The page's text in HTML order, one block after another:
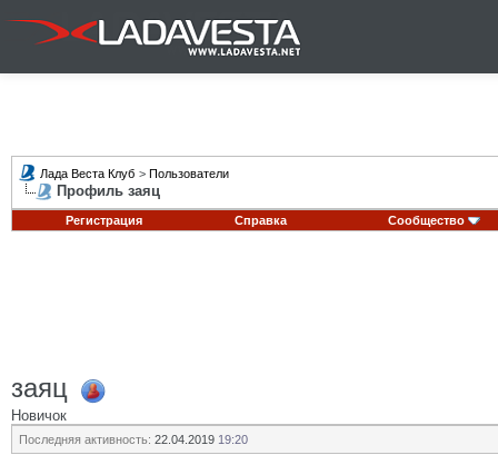
Лада Веста Клуб > Пользователи
Профиль заяц
Регистрация Справка Сообщество
заяц
Новичок
Последняя активность: 22.04.2019 19:20